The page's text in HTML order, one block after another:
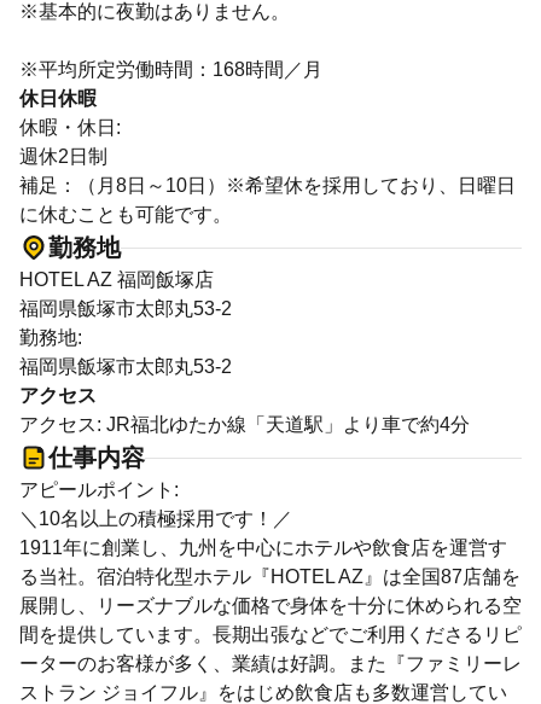
※基本的に夜勤はありません。
※平均所定労働時間：168時間／月
休日休暇
休暇・休日:
週休2日制
補足：（月8日～10日）※希望休を採用しており、日曜日
に休むことも可能です。
勤務地
HOTEL AZ 福岡飯塚店
福岡県飯塚市太郎丸53-2
勤務地:
福岡県飯塚市太郎丸53-2
アクセス
アクセス: JR福北ゆたか線「天道駅」より車で約4分
仕事内容
アピールポイント:
＼10名以上の積極採用です！／
1911年に創業し、九州を中心にホテルや飲食店を運営す
る当社。宿泊特化型ホテル『HOTEL AZ』は全国87店舗を
展開し、リーズナブルな価格で身体を十分に休められる空
間を提供しています。長期出張などでご利用くださるリピ
ーターのお客様が多く、業績は好調。また『ファミリーレ
ストラン ジョイフル』をはじめ飲食店も多数運営してい